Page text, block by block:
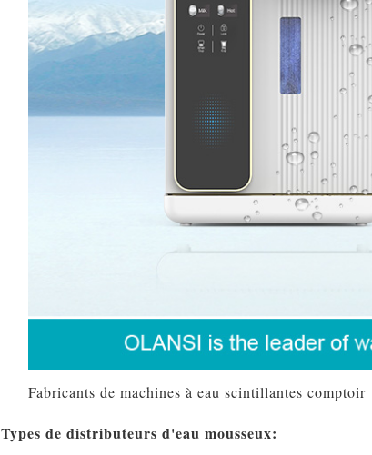
Fabricants de machines à eau scintillantes comptoir
Types de distributeurs d'eau mousseux: